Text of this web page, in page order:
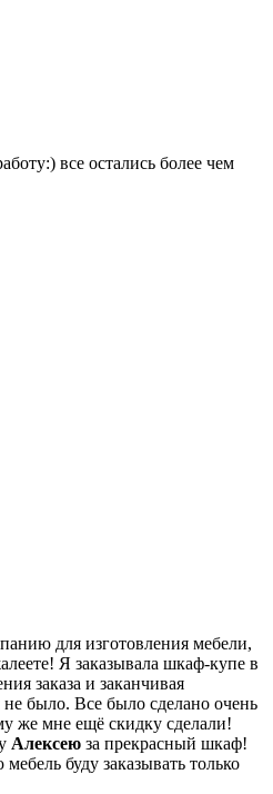
все остались более чем
для изготовления мебели,
Я заказывала шкаф-купе в
заказа и заканчивая
было. Все было сделано очень
же мне ещё скидку сделали!
Алексею за прекрасный шкаф!
буду заказывать только